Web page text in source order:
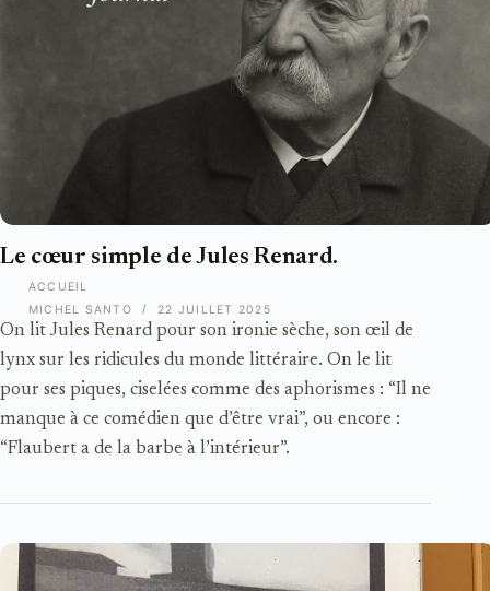
ACCUEIL
Le cœur simple de Jules Renard.
On lit Jules Renard pour son ironie sèche, son œil de
lynx sur les ridicules du monde littéraire. On le lit
pour ses piques, ciselées comme des aphorismes : “Il ne
manque à ce comédien que d’être vrai”, ou encore :
“Flaubert a de la barbe à l’intérieur”.
MICHEL SANTO 22 JUILLET 2025